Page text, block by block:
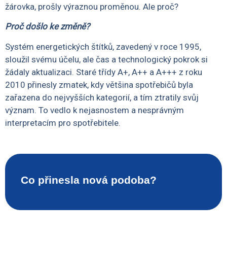
žárovka, prošly výraznou proměnou. Ale proč?
Proč došlo ke změně?
Systém energetických štítků, zavedený v roce 1995,
sloužil svému účelu, ale čas a technologický pokrok si
žádaly aktualizaci. Staré třídy A+, A++ a A+++ z roku
2010 přinesly zmatek, kdy většina spotřebičů byla
zařazena do nejvyšších kategorií, a tím ztratily svůj
význam. To vedlo k nejasnostem a nesprávným
interpretacím pro spotřebitele.
Co přinesla nová podoba?